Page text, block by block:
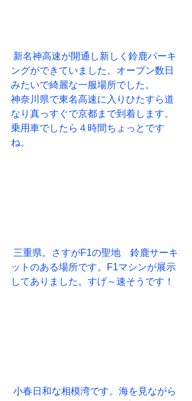
ングができていました。オープン数日
みたいで綺麗な一服場所でした。
神奈川県で東名高速に入りひたすら道
なり真っすぐで京都まで到着します。
乗用車でしたら４時間ちょっとです
ね。
ットのある場所です。F1マシンが展示
してありました。すげ～速そうです！